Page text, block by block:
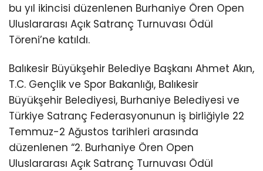
bu yıl ikincisi düzenlenen Burhaniye Ören Open
Uluslararası Açık Satranç Turnuvası Ödül
Töreni’ne katıldı.
Balıkesir Büyükşehir Belediye Başkanı Ahmet Akın,
T.C. Gençlik ve Spor Bakanlığı, Balıkesir
Büyükşehir Belediyesi, Burhaniye Belediyesi ve
Türkiye Satranç Federasyonunun iş birliğiyle 22
Temmuz-2 Ağustos tarihleri arasında
düzenlenen “2. Burhaniye Ören Open
Uluslararası Açık Satranç Turnuvası Ödül